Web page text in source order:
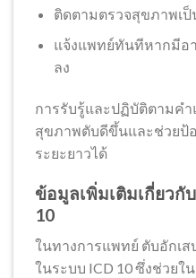
ติดตามตรวจสุขภาพเป็
แจ้งแพทย์ทันทีหากมีอ
ลง
การรับรู้และปฏิบัติตามคำ
สุขภาพตับดีขึ้นและช่วยป้
ระยะยาวได้
ข้อมูลเพิ่มเติมเกี่ยวกั
10
ในทางการแพทย์ ตับอักเ
ในระบบ ICD 10 ซึ่งช่วย